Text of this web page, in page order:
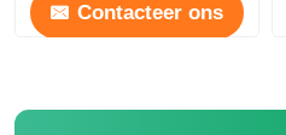
Contacteer ons